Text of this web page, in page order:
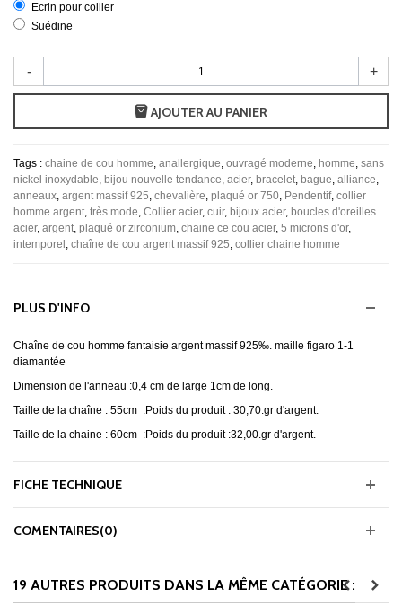
Ecrin pour collier
Suédine
- +
AJOUTER AU PANIER
Tags : chaine de cou homme, anallergique, ouvragé moderne, homme, sans
nickel inoxydable, bijou nouvelle tendance, acier, bracelet, bague, alliance,
anneaux, argent massif 925, chevalière, plaqué or 750, Pendentif, collier
homme argent, très mode, Collier acier, cuir, bijoux acier, boucles d'oreilles
acier, argent, plaqué or zirconium, chaine ce cou acier, 5 microns d'or,
intemporel , chaîne de cou argent massif 925, collier chaine homme
PLUS D'INFO
Chaîne de cou homme fantaisie argent massif 925‰. maille figaro 1-1
diamantée
Dimension de l'anneau :0,4 cm de large 1cm de long.
Taille de la chaîne : 55cm :Poids du produit : 30,70.gr d'argent.
Taille de la chaine : 60cm :Poids du produit :32,00.gr d'argent.
FICHE TECHNIQUE
COMENTAIRES(0)
19 AUTRES PRODUITS DANS LA MÊME CATÉGORIE :